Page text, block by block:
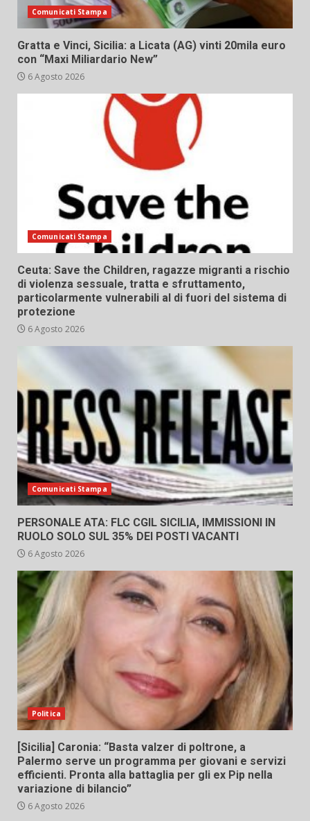
Comunicati Stampa
Gratta e Vinci, Sicilia: a Licata (AG) vinti 20mila euro
con “Maxi Miliardario New”
6 Agosto 2026
Comunicati Stampa
Ceuta: Save the Children, ragazze migranti a rischio
di violenza sessuale, tratta e sfruttamento,
particolarmente vulnerabili al di fuori del sistema di
protezione
6 Agosto 2026
Comunicati Stampa
PERSONALE ATA: FLC CGIL SICILIA, IMMISSIONI IN
RUOLO SOLO SUL 35% DEI POSTI VACANTI
6 Agosto 2026
Politica
[Sicilia] Caronia: “Basta valzer di poltrone, a
Palermo serve un programma per giovani e servizi
efficienti. Pronta alla battaglia per gli ex Pip nella
variazione di bilancio”
6 Agosto 2026